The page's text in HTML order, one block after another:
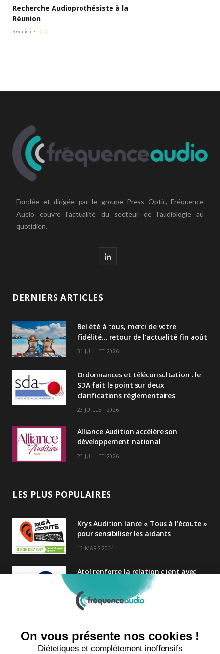
Recherche Audioprothésiste à la
Réunion
Réunion CDI
Fondée et dirigée par le groupe Press Optic, Fréquence
Audio couvre l'actualité du secteur de l'audiologie au
quotidien.
L
e
n
DERNIERS ARTICLES
Bel été à tous, merci de votre
fidélité… retour de l’actualité fin août
31 JUILLET 2026
Ordonnances et téléconsultation : le
SDA fait le point sur deux
clarifications réglementaires
23 JUILLET 2026
Alliance Audition accélère son
développement national
23 JUILLET 2026
LES PLUS POPULAIRES
Krys Audition lance « Tous à l’écoute »
pour sensibiliser les aidants
12 MARS 2024
Atol renforce la relation client avec
une nouvelle campagne axée sur la
satisfaction
25 FÉVRIER 2025
Audition Conseil